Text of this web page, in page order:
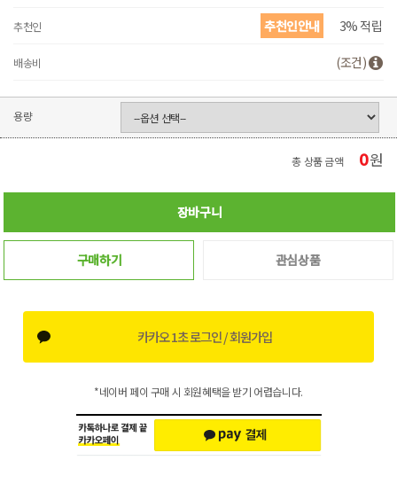
추천인 추천인안내 3% 적립
배송비 (조건)
용량
총 상품 금액 0원
장바구니
구매하기 관심상품
카카오 1초 로그인 / 회원가입
*네이버 페이 구매 시 회원혜택을 받기 어렵습니다.